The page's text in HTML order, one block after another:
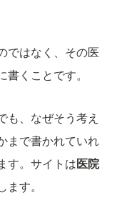
ではなく、その医
くことです。
も、なぜそう考え
まで書かれていれ
す。サイトは医院
す。